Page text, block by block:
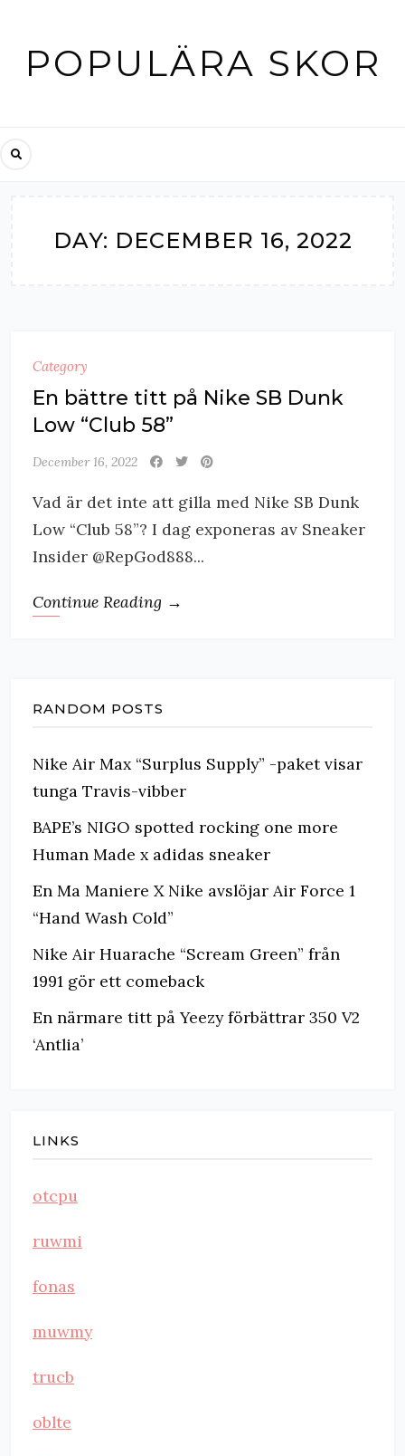
contentPOPULÄRA SKOR
DAY: DECEMBER 16, 2022
Category
En bättre titt på Nike SB Dunk
Low “Club 58”
December 16, 2022
Vad är det inte att gilla med Nike SB Dunk
Low “Club 58”? I dag exponeras av Sneaker
Insider @RepGod888...
Continue Reading →
RANDOM POSTS
Nike Air Max “Surplus Supply” -paket visar
tunga Travis-vibber
BAPE’s NIGO spotted rocking one more
Human Made x adidas sneaker
En Ma Maniere X Nike avslöjar Air Force 1
“Hand Wash Cold”
Nike Air Huarache “Scream Green” från
1991 gör ett comeback
En närmare titt på Yeezy förbättrar 350 V2
‘Antlia’
LINKS
otcpu
ruwmi
fonas
muwmy
trucb
oblte